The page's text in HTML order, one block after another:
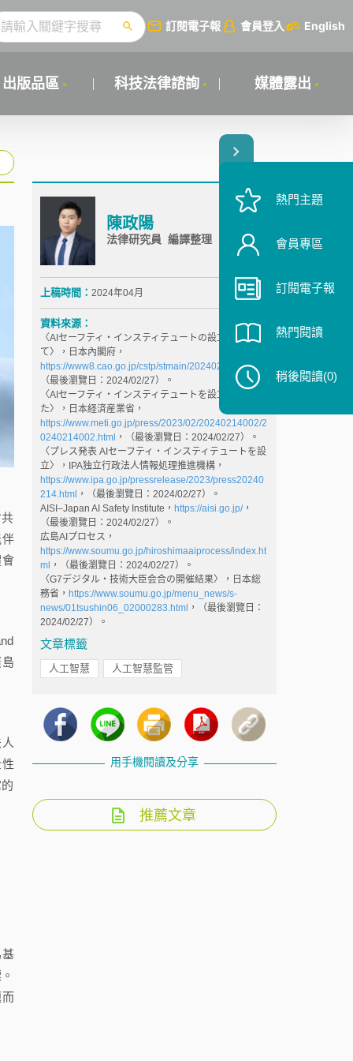
訂閱電子報 會員登入 English
出版品區 科技法律諮詢 媒體露出
陳政陽
法律研究員 編譯整理
上稿時間： 2024年04月
資料來源：
〈AIセーフティ・インスティテュートの設立につい
て〉，日本內閣府，
https://www8.cao.go.jp/cstp/stmain/20240214.html，
（最後瀏覽日：2024/02/27）。
〈AIセーフティ・インスティテュートを設立しまし
た〉，日本経済産業省，
https://www.meti.go.jp/press/2023/02/20240214002/2
0240214002.html ，（最後瀏覽日：2024/02/27）。
〈プレス発表 AIセーフティ・インスティテュートを設
立〉，IPA独立行政法人情報処理推進機構，
https://www.ipa.go.jp/pressrelease/2023/press20240
214.html ，（最後瀏覽日：2024/02/27）。
AISI–Japan AI Safety Institute， https://aisi.go.jp/，
（最後瀏覽日：2024/02/27）。
広島AIプロセス，
https://www.soumu.go.jp/hiroshimaaiprocess/index.ht
ml ，（最後瀏覽日：2024/02/27）。
〈G7デジタル・技術大臣会合の開催結果〉，日本総
務省， https://www.soumu.go.jp/menu_news/s-
news/01tsushin06_02000283.html ，（最後瀏覽日：
2024/02/27）。
文章標籤
人工智慧 人工智慧監管
用手機閱讀及分享
推薦文章
熱門主題
會員專區
訂閱電子報
熱門閱讀
稍後閱讀(0)